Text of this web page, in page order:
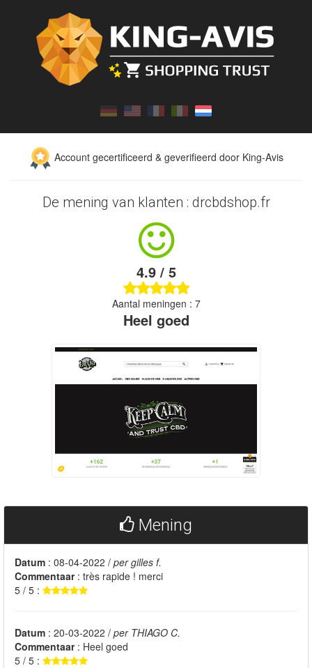
Account gecertificeerd & geverifieerd door King-Avis
De mening van klanten : drcbdshop.fr
4.9 / 5
Aantal meningen : 7
Heel goed
Mening
Datum : 08-04-2022 / per gilles f.
Commentaar: très rapide ! merci
5 / 5 :
Datum : 20-03-2022 / per THIAGO C.
Commentaar: Heel goed
5 / 5 :